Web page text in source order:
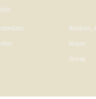
Bonbon,
Nieuw
Snoep